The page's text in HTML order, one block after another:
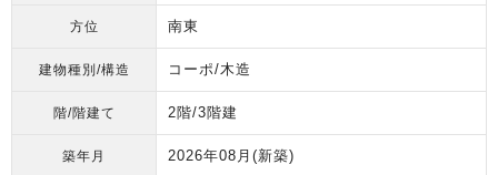
方位 南東
建物種別/構造 コーポ/木造
階/階建て 2階/3階建
築年月 2026年08月 (新築)